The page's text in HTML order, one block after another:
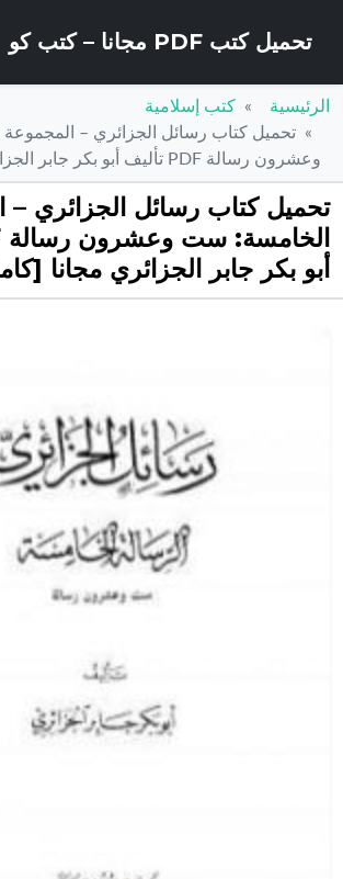
تحميل كتب PDF مجانا – كتب كو
الرئيسية
كتب إسلامية
تحميل كتاب رسائل الجزائري –
وعشرون رسالة PDF تأليف أبو بكر جابر الجزائري مجانا [كامل]
تحميل كتاب رسائل الجزائري –
أبو بكر جابر الجزائري مجانا